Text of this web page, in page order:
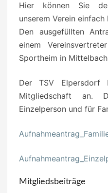
Hier können Sie
unserem Verein einfach
Den ausgefüllten
einem
Sportheim in
Der TSV
Mitgliedschaft an.
Einzelperson und für
Mitgliedsbeiträge